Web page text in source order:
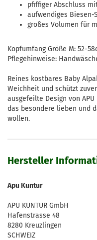
pfiffiger Abschluss
aufwendiges Biesen-
großes Volumen für
Kopfumfang Größe M: 52-
Pflegehinweise:
Reines kostbares Baby
Weichheit und schützt
ausgefeilte Design von
das besondere lieben und
wollen.
Hersteller
Apu Kuntur
APU KUNTUR GmbH
Hafenstrasse 48
8280 Kreuzlingen
SCHWEIZ